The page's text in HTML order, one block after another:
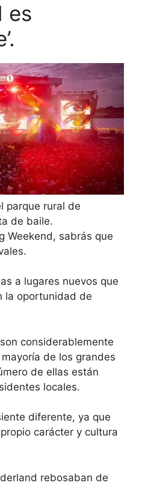
es
parque rural de
de baile.
Weekend, sabrás que
a lugares nuevos que
la oportunidad de
considerablemente
de los grandes
de ellas están
locales.
diferente, ya que
carácter y cultura
rebosaban de